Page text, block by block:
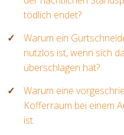
tödlich endet?
Warum ein
nutzlos ist, wenn sich
überschlagen hat?
Warum eine
Kofferraum bei einem
ist